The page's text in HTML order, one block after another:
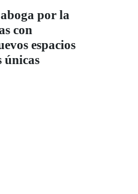
por la
con
espacios
únicas